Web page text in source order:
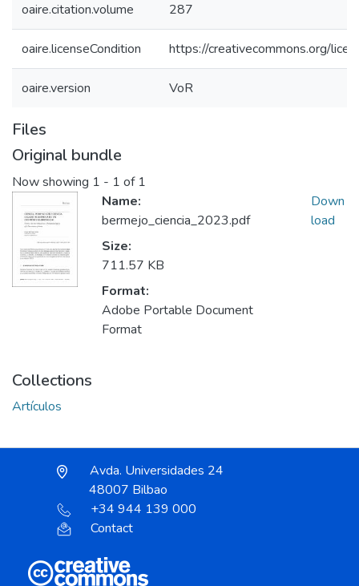
oaire.citation.volume 287
oaire.licenseCondition https://creativecommons.org/
oaire.version VoR
Files
Original bundle
Now showing 1 - 1 of 1
Name:
bermejo_ciencia_2023.pdf
Size:
711.57 KB
Format:
Adobe Portable Document
Format
Down
load
Collections
Artículos
Avda. Universidades 24
48007 Bilbao
+34 944 139 000
Contact